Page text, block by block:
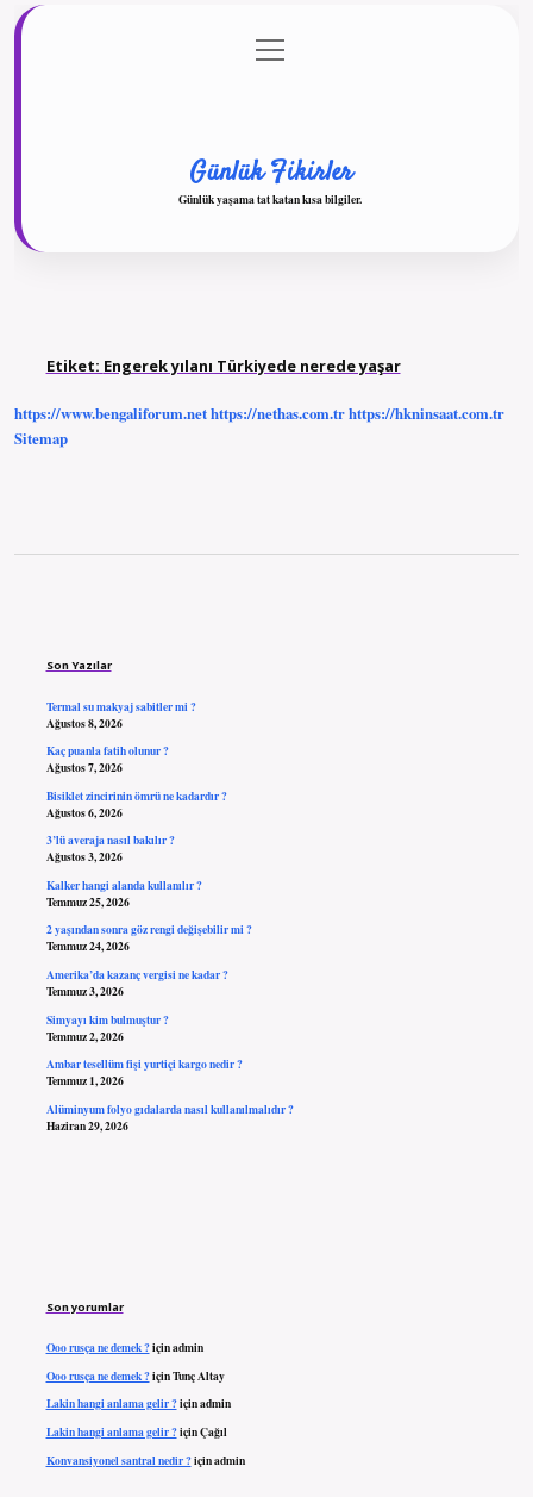
Gizlilik Politikası
menüyü
aç
Günlük Fikirler
Günlük yaşama tat katan kısa bilgiler.
Etiket: Engerek yılanı Türkiyede nerede yaşar
https://www.bengaliforum.nethttps://nethas.com.trhttps://hkninsaat.com.tr
Sitemap
Son Yazılar
Termal su makyaj sabitler mi ?
Ağustos 8, 2026
Kaç puanla fatih olunur ?
Ağustos 7, 2026
Bisiklet zincirinin ömrü ne kadardır ?
Ağustos 6, 2026
3’lü averaja nasıl bakılır ?
Ağustos 3, 2026
Kalker hangi alanda kullanılır ?
Temmuz 25, 2026
2 yaşından sonra göz rengi değişebilir mi ?
Temmuz 24, 2026
Amerika’da kazanç vergisi ne kadar ?
Temmuz 3, 2026
Simyayı kim bulmuştur ?
Temmuz 2, 2026
Ambar tesellüm fişi yurtiçi kargo nedir ?
Temmuz 1, 2026
Alüminyum folyo gıdalarda nasıl kullanılmalıdır ?
Haziran 29, 2026
Son yorumlar
Ooo rusça ne demek ?içinadmin
Ooo rusça ne demek ?içinTunç Altay
Lakin hangi anlama gelir ?içinadmin
Lakin hangi anlama gelir ?içinÇağıl
Konvansiyonel santral nedir ?içinadmin